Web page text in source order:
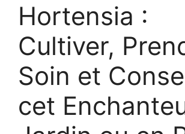
Hortensia :
Cultiver,
Soin et
cet